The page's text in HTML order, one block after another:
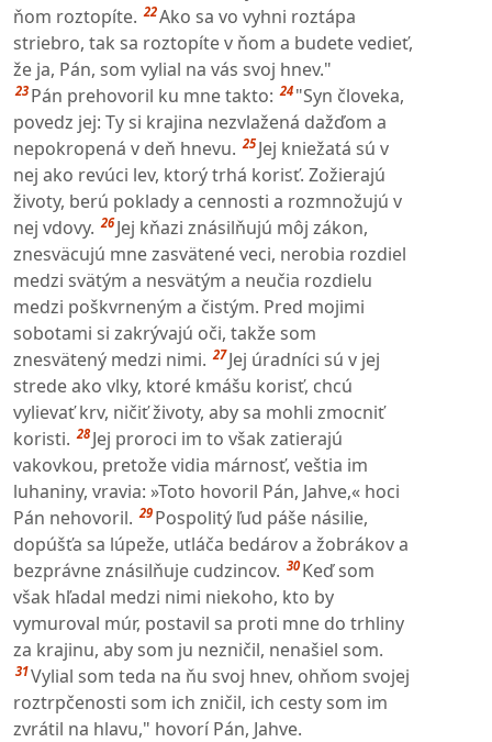
ňom roztopíte. 22Ako sa vo vyhni roztápa
striebro, tak sa roztopíte v ňom a budete vedieť,
že ja, Pán, som vylial na vás svoj hnev."
23 Pán prehovoril ku mne takto: 24 "Syn človeka,
povedz jej: Ty si krajina nezvlažená dažďom a
nepokropená v deň hnevu. 25 Jej kniežatá sú v
nej ako revúci lev, ktorý trhá korisť. Zožierajú
životy, berú poklady a cennosti a rozmnožujú v
nej vdovy. 26 Jej kňazi znásilňujú môj zákon,
znesväcujú mne zasvätené veci, nerobia rozdiel
medzi svätým a nesvätým a neučia rozdielu
medzi poškvrneným a čistým. Pred mojimi
sobotami si zakrývajú oči, takže som
znesvätený medzi nimi. 27 Jej úradníci sú v jej
strede ako vlky, ktoré kmášu korisť, chcú
vylievať krv, ničiť životy, aby sa mohli zmocniť
koristi. 28 Jej proroci im to však zatierajú
vakovkou, pretože vidia márnosť, veštia im
luhaniny, vravia: »Toto hovoril Pán, Jahve,« hoci
Pán nehovoril. 29 Pospolitý ľud páše násilie,
dopúšťa sa lúpeže, utláča bedárov a žobrákov a
bezprávne znásilňuje cudzincov. 30 Keď som
však hľadal medzi nimi niekoho, kto by
vymuroval múr, postavil sa proti mne do trhliny
za krajinu, aby som ju nezničil, nenašiel som.
31Vylial som teda na ňu svoj hnev, ohňom svojej
roztrpčenosti som ich zničil, ich cesty som im
zvrátil na hlavu," hovorí Pán, Jahve.